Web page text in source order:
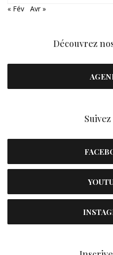
« Fév Avr »
Découvrez